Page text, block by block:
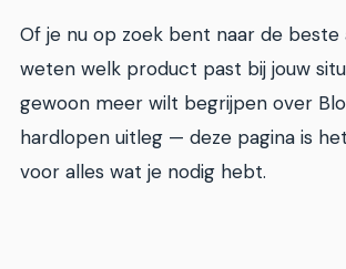
Of je nu op zoek bent naar de beste
weten welk product past bij jouw
gewoon meer wilt begrijpen over
hardlopen uitleg — deze pagina is
voor alles wat je nodig hebt.